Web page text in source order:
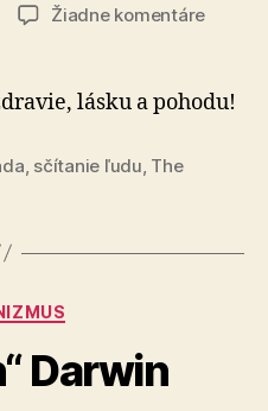
Žiadne komentárena
k
lásku a pohodu!
sčítanie ľudu The
Kategórie
Darwin